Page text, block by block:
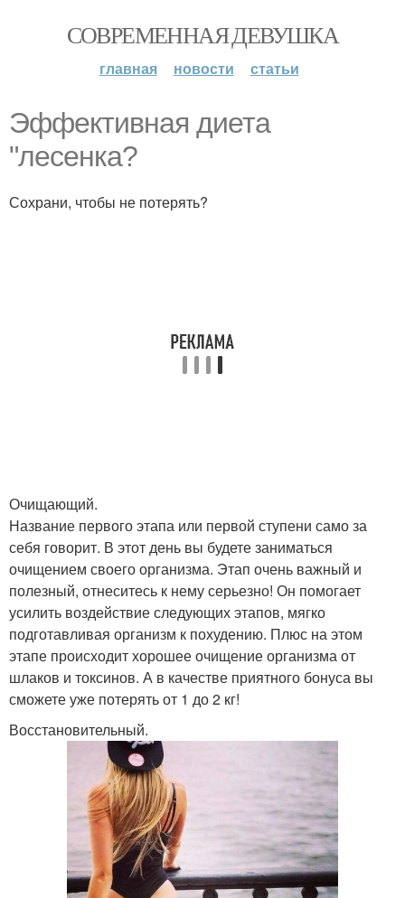
СОВРЕМЕННАЯ ДЕВУШКА
главная новости статьи
Эффективная диета
"лесенка?
Сохрани, чтобы не потерять?
Очищающий.
Название первого этапа или первой ступени само за
себя говорит. В этот день вы будете заниматься
очищением своего организма. Этап очень важный и
полезный, отнеситесь к нему серьезно! Он помогает
усилить воздействие следующих этапов, мягко
подготавливая организм к похудению. Плюс на этом
этапе происходит хорошее очищение организма от
шлаков и токсинов. А в качестве приятного бонуса вы
сможете уже потерять от 1 до 2 кг!
Восстановительный.